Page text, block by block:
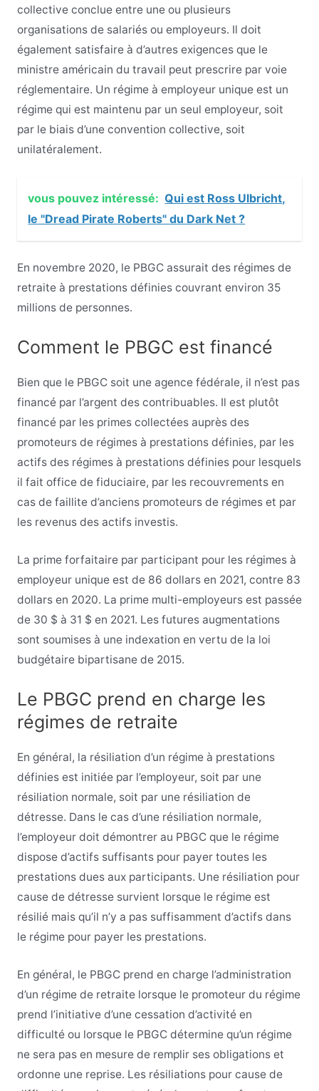
collective conclue entre une ou plusieurs
organisations de salariés ou employeurs. Il doit
également satisfaire à d’autres exigences que le
ministre américain du travail peut prescrire par voie
réglementaire. Un régime à employeur unique est un
régime qui est maintenu par un seul employeur, soit
par le biais d’une convention collective, soit
unilatéralement.
vous pouvez intéressé: Qui est Ross Ulbricht,
le "Dread Pirate Roberts" du Dark Net ?
En novembre 2020, le PBGC assurait des régimes de
retraite à prestations définies couvrant environ 35
millions de personnes.
Comment le PBGC est financé
Bien que le PBGC soit une agence fédérale, il n’est pas
financé par l’argent des contribuables. Il est plutôt
financé par les primes collectées auprès des
promoteurs de régimes à prestations définies, par les
actifs des régimes à prestations définies pour lesquels
il fait office de fiduciaire, par les recouvrements en
cas de faillite d’anciens promoteurs de régimes et par
les revenus des actifs investis.
La prime forfaitaire par participant pour les régimes à
employeur unique est de 86 dollars en 2021, contre 83
dollars en 2020. La prime multi-employeurs est passée
de 30 $ à 31 $ en 2021. Les futures augmentations
sont soumises à une indexation en vertu de la loi
budgétaire bipartisane de 2015.
Le PBGC prend en charge les
régimes de retraite
En général, la résiliation d’un régime à prestations
définies est initiée par l’employeur, soit par une
résiliation normale, soit par une résiliation de
détresse. Dans le cas d’une résiliation normale,
l’employeur doit démontrer au PBGC que le régime
dispose d’actifs suffisants pour payer toutes les
prestations dues aux participants. Une résiliation pour
cause de détresse survient lorsque le régime est
résilié mais qu’il n’y a pas suffisamment d’actifs dans
le régime pour payer les prestations.
En général, le PBGC prend en charge l’administration
d’un régime de retraite lorsque le promoteur du régime
prend l’initiative d’une cessation d’activité en
difficulté ou lorsque le PBGC détermine qu’un régime
ne sera pas en mesure de remplir ses obligations et
ordonne une reprise. Les résiliations pour cause de